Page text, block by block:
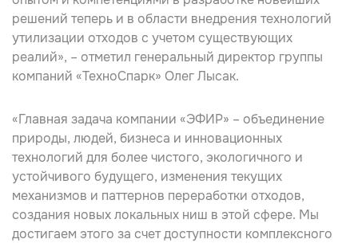
решений теперь и в области внедрения технологий
утилизации отходов с учетом существующих
реалий», – отметил генеральный директор группы
компаний «ТехноСпарк» Олег Лысак.
«Главная задача компании «ЭФИР» – объединение
природы, людей, бизнеса и инновационных
технологий для более чистого, экологичного и
устойчивого будущего, изменения текущих
механизмов и паттернов переработки отходов,
создания новых локальных ниш в этой сфере. Мы
достигаем этого за счет доступности комплексного